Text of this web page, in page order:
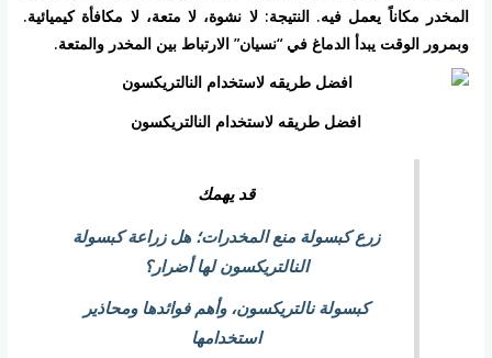
المخدر مكاناً يعمل فيه. النتيجة: لا نشوة، لا متعة، لا مكافأة كيميائية.
وبمرور الوقت يبدأ الدماغ في “نسيان” الارتباط بين المخدر والمتعة.
افضل طريقه لاستخدام النالتريكسون
قد يهمك
زرع كبسولة منع المخدرات؛ هل زراعة كبسولة
النالتريكسون لها أضرار؟
كبسولة نالتريكسون، وأهم فوائدها ومحاذير
استخدامها